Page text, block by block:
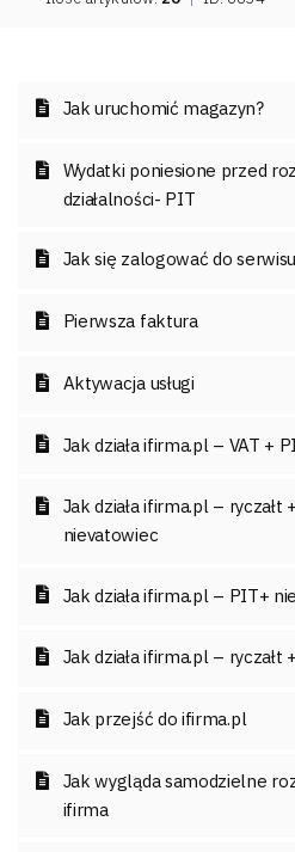
Jak uruchomić magazyn?
Wydatki poniesione przed
działalności- PIT
Jak się zalogować do serwisu
Pierwsza faktura
Aktywacja usługi
Jak działa ifirma.pl – VAT +
Jak działa ifirma.pl – ryczałt +
nievatowiec
Jak działa ifirma.pl – PIT+
Jak działa ifirma.pl – ryczałt
Jak przejść do ifirma.pl
Jak wygląda samodzielne
ifirma